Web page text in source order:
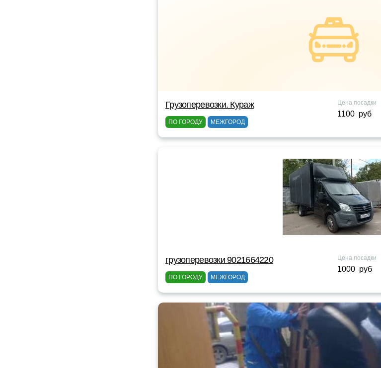
Грузоперевозки. Кураж
ПО ГОРОДУ МЕЖГОРОД
Цена посадки
1100 руб
грузоперевозки 9021664220
ПО ГОРОДУ МЕЖГОРОД
Цена посадки
1000 руб